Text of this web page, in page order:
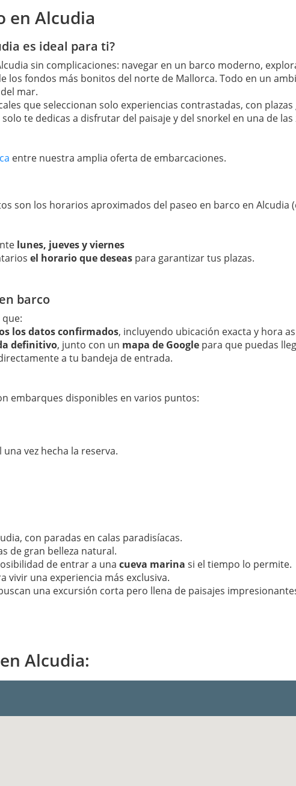
en Alcudia
es ideal para ti?
sin complicaciones: navegar en un barco moderno,
los fondos más bonitos del norte de Mallorca. Todo en un
mar.
que seleccionan solo experiencias contrastadas, con
te dedicas a disfrutar del paisaje y del snorkel en una de
entre nuestra amplia oferta de embarcaciones.
son los horarios aproximados del paseo en barco en
lunes, jueves y viernes
el horario que deseas para garantizar tus plazas.
barco
los datos confirmados, incluyendo ubicación exacta y hora
definitivo, junto con un mapa de Google para que puedas
a tu bandeja de entrada.
embarques disponibles en varios puntos:
vez hecha la reserva.
con paradas en calas paradisíacas.
de gran belleza natural.
de entrar a una cueva marina si el tiempo lo permite.
vivir una experiencia más exclusiva.
una excursión corta pero llena de paisajes
Alcudia: